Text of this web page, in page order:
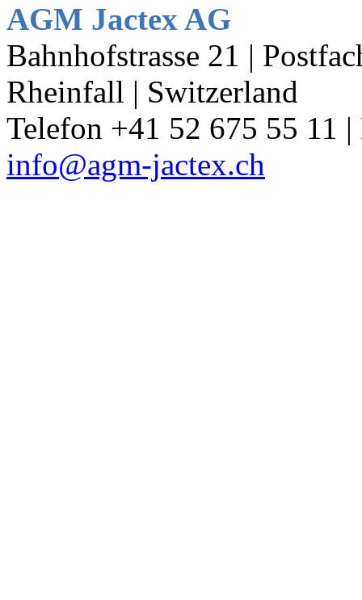
AGM Jactex AG
Bahnhofstrasse 21 |
Rheinfall | Switzerland
Telefon +41 52 675 55 11
info@agm-jactex.ch